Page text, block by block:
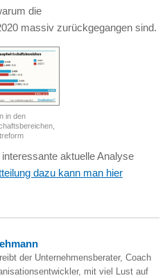
die
massiv zurückgegangen sind.
in den
aktuelle Analyse
dazu kann man hier
der Unternehmensberater, Coach
mit viel Lust auf